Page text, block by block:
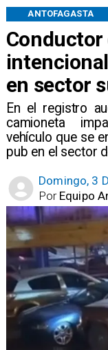
Conductor
en sector
En el registro
camioneta
vehículo que se
pub en el sector
ANTOFAGASTA
Domingo, 3
Equipo
Por